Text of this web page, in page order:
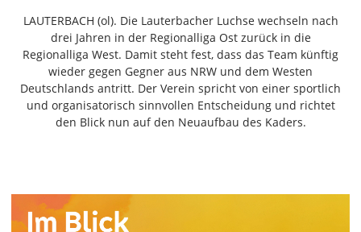
Antrifttal
Feldatal
Freiensteinau
Gemünden
Grebenau
Grebenhain
Mücke
LAUTERBACH (ol). Die Lauterbacher Luchse wechseln nach
drei Jahren in der Regionalliga Ost zurück in die
Regionalliga West. Damit steht fest, dass das Team künftig
wieder gegen Gegner aus NRW und dem Westen
Deutschlands antritt. Der Verein spricht von einer sportlich
und organisatorisch sinnvollen Entscheidung und richtet
den Blick nun auf den Neuaufbau des Kaders.